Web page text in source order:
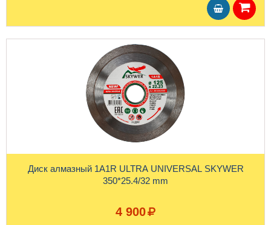
Диск алмазный 1A1R ULTRA UNIVERSAL SKYWER
350*25.4/32 mm
4 900